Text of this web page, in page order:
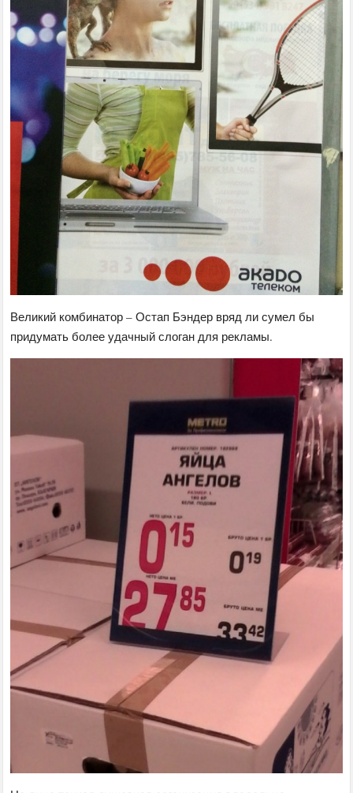
Великий комбинатор – Остап Бэндер вряд ли сумел бы
придумать более удачный слоган для рекламы.